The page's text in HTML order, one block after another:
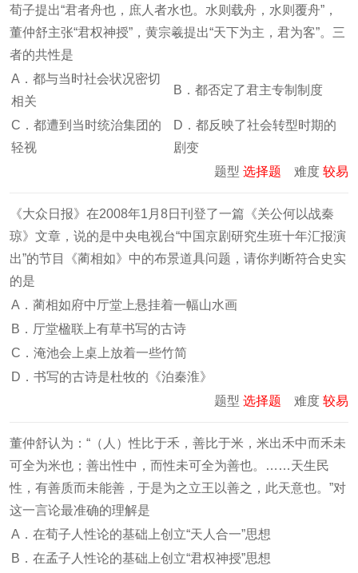
荀子提出“君者舟也，庶人者水也。水则载舟，水则覆舟”，
董仲舒主张“君权神授”，黄宗羲提出“天下为主，君为客”。三
者的共性是
A．都与当时社会状况密切
相关
B．都否定了君主专制制度
C．都遭到当时统治集团的
轻视
D．都反映了社会转型时期的
剧变
题型 选择题 难度 较易
《大众日报》在2008年1月8日刊登了一篇《关公何以战秦
琼》文章，说的是中央电视台“中国京剧研究生班十年汇报演
出”的节目《蔺相如》中的布景道具问题，请你判断符合史实
的是
A．蔺相如府中厅堂上悬挂着一幅山水画
B．厅堂楹联上有草书写的古诗
C．淹池会上桌上放着一些竹简
D．书写的古诗是杜牧的《泊秦淮》
题型 选择题 难度 较易
董仲舒认为：“（人）性比于禾，善比于米，米出禾中而禾未
可全为米也；善出性中，而性未可全为善也。……天生民
性，有善质而未能善，于是为之立王以善之，此天意也。”对
这一言论最准确的理解是
A．在荀子人性论的基础上创立“天人合一”思想
B．在孟子人性论的基础上创立“君权神授”思想